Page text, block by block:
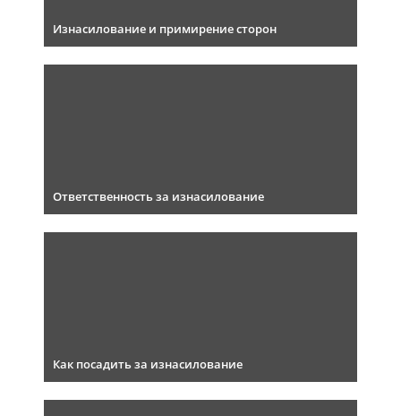
Изнасилование и примирение сторон
Ответственность за изнасилование
Как посадить за изнасилование